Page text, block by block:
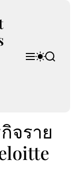
M S
w
l
r
S
e
จราย